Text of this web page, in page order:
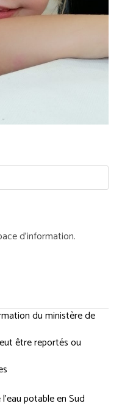
d'information.
du ministère de
être reportés ou
potable en Sud